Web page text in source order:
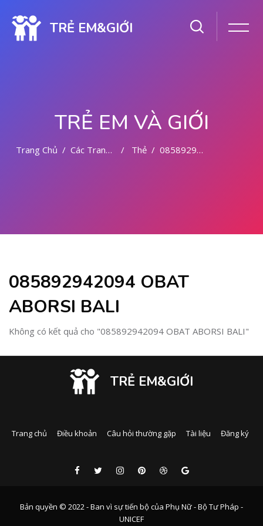
TRẺ EM&GIỚI
TRẺ EM VÀ GIỚI
Trang Chủ Các Trang Của Hệ Thống Thẻ 085892942094 OBAT ABORSI BALI
085892942094 OBAT
ABORSI BALI
Không có kết quả cho "085892942094 OBAT ABORSI BALI"
TRẺ EM&GIỚI
Trang chủ Điều khoản Câu hỏi thường gặp Tài liệu Đăng ký
Bản quyền © 2022 - Ban vì sự tiến bộ của Phụ Nữ - Bộ Tư Pháp -
UNICEF